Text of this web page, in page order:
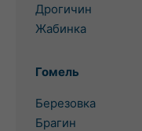
Дрогичин
Жабинка
Гомель
Березовка
Брагин